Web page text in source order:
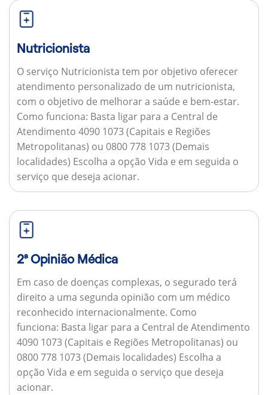
Nutricionista
O serviço Nutricionista tem por objetivo oferecer
atendimento personalizado de um nutricionista,
com o objetivo de melhorar a saúde e bem-estar.
Como funciona: Basta ligar para a Central de
Atendimento 4090 1073 (Capitais e Regiões
Metropolitanas) ou 0800 778 1073 (Demais
localidades) Escolha a opção Vida e em seguida o
serviço que deseja acionar.
2ª Opinião Médica
Em caso de doenças complexas, o segurado terá
direito a uma segunda opinião com um médico
reconhecido internacionalmente. Como
funciona: Basta ligar para a Central de Atendimento
4090 1073 (Capitais e Regiões Metropolitanas) ou
0800 778 1073 (Demais localidades) Escolha a
opção Vida e em seguida o serviço que deseja
acionar.